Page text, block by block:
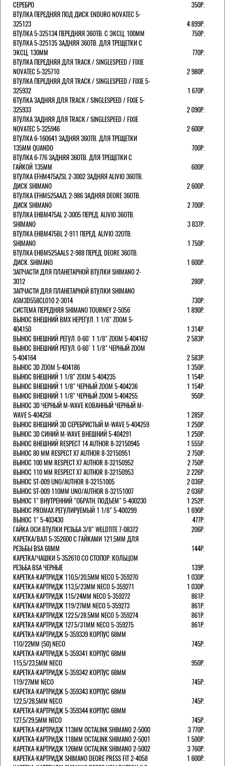
СЕРЕБРО
350Р.
ВТУЛКА ПЕРЕДНЯЯ ПОД ДИСК ENDURO NOVATEC 5-
325123
4 899Р.
ВТУЛКА 5-325134 ПЕРЕДНЯЯ 36ОТВ. С ЭКСЦ. 100ММ
750Р.
ВТУЛКА 5-325135 ЗАДНЯЯ 36ОТВ. ДЛЯ ТРЕЩЕТКИ С
ЭКСЦ. 130ММ
770Р.
ВТУЛКА ПЕРЕДНЯЯ ДЛЯ TRACK / SINGLESPEED / FIXIE
NOVATEC 5-325710
2 980Р.
ВТУЛКА ПЕРЕДНЯЯ ДЛЯ TRACK / SINGLESPEED / FIXIE 5-
325932
1 670Р.
ВТУЛКА ЗАДНЯЯ ДЛЯ TRACK / SINGLESPEED / FIXIE 5-
325933
2 090Р.
ВТУЛКА ЗАДНЯЯ ДЛЯ TRACK / SINGLESPEED / FIXIE
NOVATEC 5-325946
2 600Р.
ВТУЛКА 6-160641 ЗАДНЯЯ 36ОТВ. ДЛЯ ТРЕЩЕТКИ
135ММ QUANDO
700Р.
ВТУЛКА 6-776 ЗАДНЯЯ 36ОТВ. ДЛЯ ТРЕЩЕТКИ С
ГАЙКОЙ 135ММ
600Р.
ВТУЛКА EFHM475AZSL 2-3002 ЗАДНЯЯ ALIVIO 36ОТВ.
ДИСК SHIMANO
2 600Р.
ВТУЛКА EFHM525AAZL 2-986 ЗАДНЯЯ DEORE 36ОТВ.
ДИСК SHIMANO
2 700Р.
ВТУЛКА EHBM475AL 2-3005 ПЕРЕД. ALIVIO 36ОТВ.
SHIMANO
3 837Р.
ВТУЛКА EHBM475BL 2-911 ПЕРЕД. ALIVIO 32ОТВ.
SHIMANO
1 750Р.
ВТУЛКА EHBM525AALS 2-988 ПЕРЕД. DEORE 36ОТВ.
ДИСК. SHIMANO
1 600Р.
ЗАПЧАСТИ ДЛЯ ПЛАНЕТАРНОЙ ВТУЛКИ SHIMANO 2-
3012
280Р.
ЗАПЧАСТИ ДЛЯ ПЛАНЕТАРНОЙ ВТУЛКИ SHIMANO
ASM3D558CL010 2-3014
730Р.
СИСТЕМА ПЕРЕДНЯЯ SHIMANO TOURNEY 2-5056
1 890Р.
ВЫНОС ВНЕШНИЙ BMX НЕРЕГУЛ. 1 1/8" ZOOM 5-
404150
1 314Р.
ВЫНОС ВНЕШНИЙ РЕГУЛ. 0-60` 1 1/8" ZOOM 5-404162
2 583Р.
ВЫНОС ВНЕШНИЙ РЕГУЛ. 0-60` 1 1/8" ЧЕРНЫЙ ZOOM
5-404164
2 583Р.
ВЫНОС 3D ZOOM 5-404186
1 350Р.
ВЫНОС ВНЕШНИЙ 1 1/8" ZOOM 5-404235
1 154Р.
ВЫНОС ВНЕШНИЙ 1 1/8" ЧЕРНЫЙ ZOOM 5-404236
1 154Р.
ВЫНОС ВНЕШНИЙ 1 1/8" ЧЕРНЫЙ ZOOM 5-404255
950Р.
ВЫНОС 3D ЧЕРНЫЙ M-WAVE КОВАННЫЙ ЧЕРНЫЙ M-
WAVE 5-404258
1 285Р.
ВЫНОС ВНЕШНИЙ 3D СЕРЕБРИСТЫЙ M-WAVE 5-404259
1 250Р.
ВЫНОС 3D СИНИЙ M-WAVE ВНЕШНИЙ 5-404291
1 250Р.
ВЫНОС ВНЕШНИЙ RESPECT 14 AUTHOR 8-32150945
1 555Р.
ВЫНОС 80 ММ RESPECT Х7 AUTHOR 8-32150951
2 750Р.
ВЫНОС 100 ММ RESPECT Х7 AUTHOR 8-32150952
2 750Р.
ВЫНОС 110 ММ RESPECT Х7 AUTHOR 8-32150953
2 226Р.
ВЫНОС ST-009 UNO/AUTHOR 8-32151005
2 036Р.
ВЫНОС ST-009 110ММ UNO/AUTHOR 8-32151007
2 036Р.
ВЫНОС 1" ВНУТРЕННИЙ "ОБРАТН. ПОДЪЕМ" 5-400230
1 252Р.
ВЫНОС PROMAX РЕГУЛИРУЕМЫЙ 1 1/8" 5-400299
1 690Р.
ВЫНОС 1" 5-403430
477Р.
ГАЙКА ОСИ ВТУЛКИ РЕЗЬБА 3/8" WELDTITE 7-08372
206Р.
КАРЕТКА/ВАЛ 5-352600 С ГАЙКАМИ 121,5ММ ДЛЯ
РЕЗЬБЫ BSA 68ММ
144Р.
КАРЕТКА/ЧАШКИ 5-352610 СО СТОПОР. КОЛЬЦОМ
РЕЗЬБА BSA ЧЕРНЫЕ
139Р.
КАРЕТКА-КАРТРИДЖ 110,5/20,5ММ NECO 5-359270
1 030Р.
КАРЕТКА-КАРТРИДЖ 113,5/23ММ NECO 5-359271
1 030Р.
КАРЕТКА-КАРТРИДЖ 115/24ММ NECO 5-359272
861Р.
КАРЕТКА-КАРТРИДЖ 119/27ММ NECO 5-359273
861Р.
КАРЕТКА-КАРТРИДЖ 122.5/28.5ММ NECO 5-359274
861Р.
КАРЕТКА-КАРТРИДЖ 127.5/31ММ NECO 5-359275
861Р.
КАРЕТКА-КАРТРИДЖ 5-359339 КОРПУС 68ММ
110/22ММ (50) NECO
745Р.
КАРЕТКА-КАРТРИДЖ 5-359341 КОРПУС 68ММ
115,5/23,5ММ NECO
950Р.
КАРЕТКА-КАРТРИДЖ 5-359342 КОРПУС 68ММ
119/27ММ NECO
745Р.
КАРЕТКА-КАРТРИДЖ 5-359343 КОРПУС 68ММ
122,5/28,5ММ NECO
745Р.
КАРЕТКА-КАРТРИДЖ 5-359344 КОРПУС 68ММ
127,5/29,5ММ NECO
745Р.
КАРЕТКА-КАРТРИДЖ 113ММ OCTALINK SHIMANO 2-5000
3 770Р.
КАРЕТКА-КАРТРИДЖ 118ММ OCTALINK SHIMANO 2-5001
1 500Р.
КАРЕТКА-КАРТРИДЖ 126ММ OCTALINK SHIMANO 2-5002
3 760Р.
КАРЕТКА-КАРТРИДЖ SHIMANO DEORE PRESS FIT 2-4058
1 600Р.